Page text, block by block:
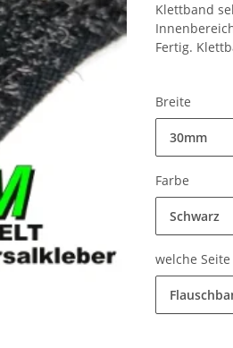
Klettband
Fertig.
Breite
30mm
Farbe
Schwarz
welche Seite